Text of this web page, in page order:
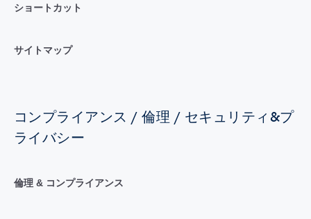
ショートカット
サイトマップ
コンプライアンス / 倫理 / セキュリティ&プ
ライバシー
倫理 & コンプライアンス